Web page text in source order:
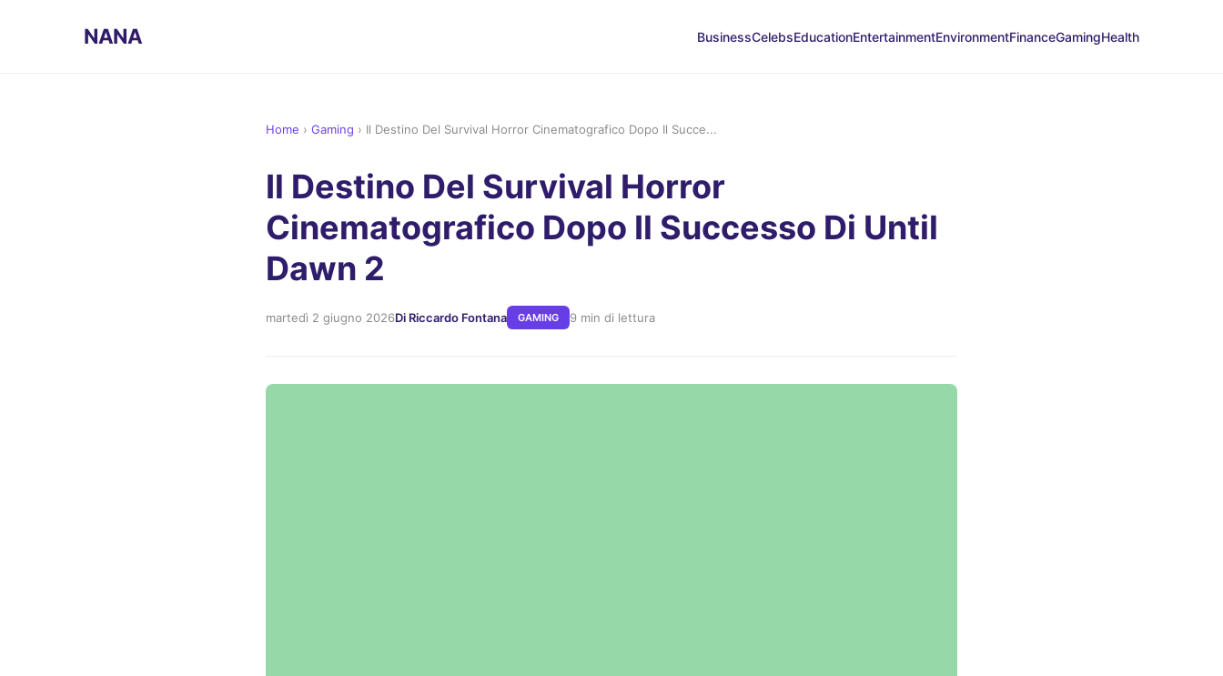
NANA BusinessCelebsEducationEntertainmentEnvironmentFinanceGamingHealth
Home › Gaming › Il Destino Del Survival Horror Cinematografico Dopo Il Succe...
Il Destino Del Survival Horror
Cinematografico Dopo Il Successo Di Until
Dawn 2
martedì 2 giugno 2026Di Riccardo Fontana GAMING 9 min di lettura